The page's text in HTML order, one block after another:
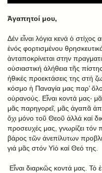
Ἀγαπητοί μου,
Δέν εἶναι λόγια κενά ὁ στίχος
ἑνός φορτισμένου
ἀνταποκρίνεται στην
οὐσιαστική ἀλήθεια τῆς
ἠθικές προεκτάσεις της στή
κόσμο ἡ Παναγία μας παρ’
οὐρανούς. Εἶναι κοντά μας‧
μᾶς παρηγορεῖ, μᾶς ἀγαπᾶ
ὄχι μόνο τοῦ Θεοῦ ἀλλά καί
προσευχές μας, γνωρίζει τόν
βάρος τῶν άνεπίλυτων
γιά μᾶς στόν Υἱό καί Θεό της.
Εἶναι διαρκῶς κοντά μας. Τό